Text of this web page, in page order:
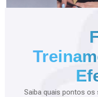
Saiba quais pontos